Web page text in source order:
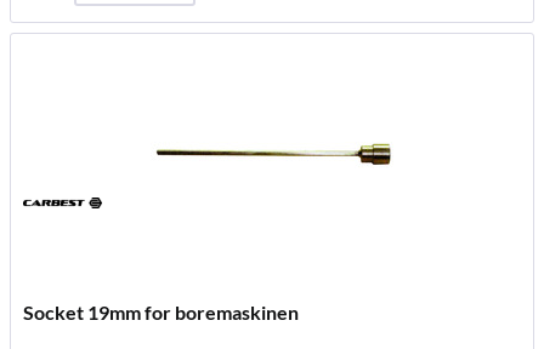
Socket 19mm for boremaskinen